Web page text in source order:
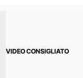
VIDEO CONSIGLIATO